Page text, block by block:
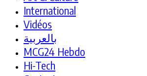
International
Vidéos
بالعربية
MCG24 Hebdo
Hi-Tech